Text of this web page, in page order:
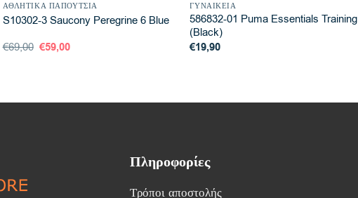
ΑΘΛΗΤΙΚΆ ΠΑΠΟΎΤΣΙΑ
S10302-3 Saucony Peregrine 6 Blue
€69,00 Original
price
€59,00Η
ΓΥΝΑΙΚΕΊΑ
586832-01 Puma Essentials Training
(Black)
€19,90
Πληροφορίες
Τρόποι αποστολής